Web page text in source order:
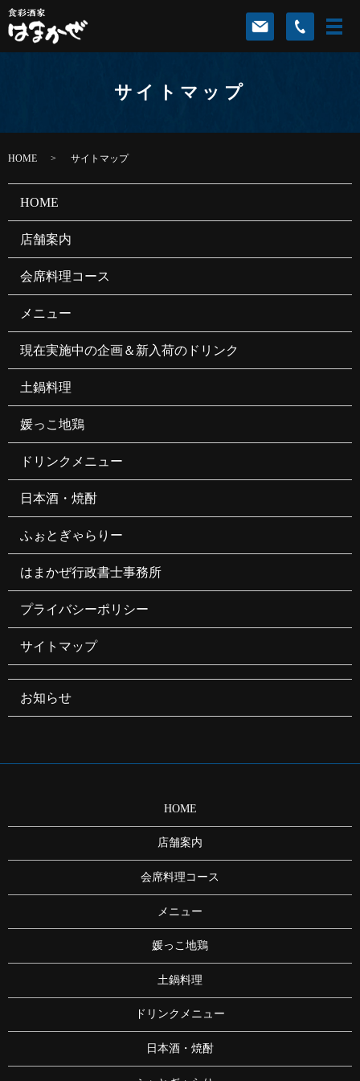
サイトマップ
HOME サイトマップ
HOME
店舗案内
会席料理コース
メニュー
現在実施中の企画＆新入荷のドリンク
土鍋料理
媛っこ地鶏
ドリンクメニュー
日本酒・焼酎
ふぉとぎゃらりー
はまかぜ行政書士事務所
プライバシーポリシー
サイトマップ
お知らせ
HOME
店舗案内
会席料理コース
メニュー
媛っこ地鶏
土鍋料理
ドリンクメニュー
日本酒・焼酎